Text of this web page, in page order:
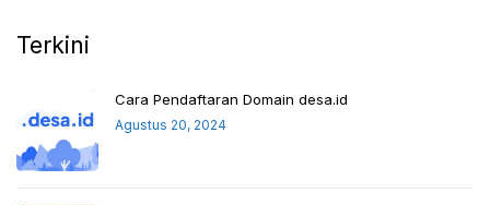
Terkini
Cara Pendaftaran Domain desa.id
Agustus 20, 2024